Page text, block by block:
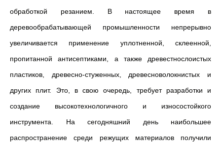
обработкой резанием. В настоящее время в
деревообрабатывающей промышленности непрерывно
увеличивается применение уплотненной, склеенной,
пропитанной антисептиками, а также древестнослоистых
пластиков, древесно-стуженных, древесноволокнистых и
других плит. Это, в свою очередь, требует разработки и
создание высокотехнологичного и износостойкого
инструмента. На сегодняшний день наибольшее
распространение среди режущих материалов получили